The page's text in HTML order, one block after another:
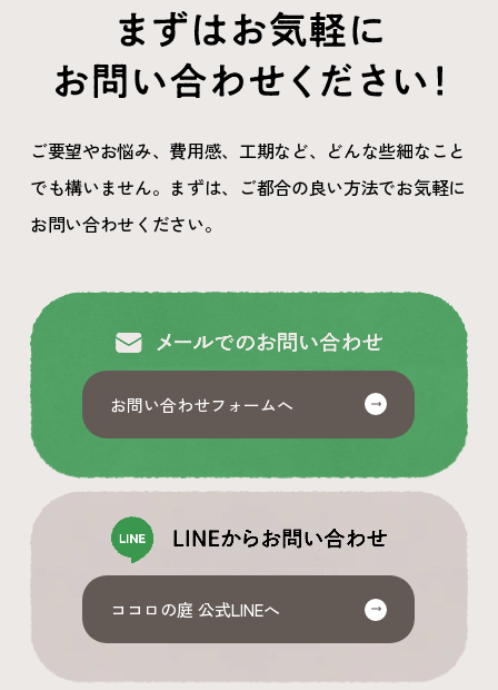
ご要望やお悩み、費用感、工期など、どんな些細なこと
でも構いません。 まずは、ご都合の良い方法でお気軽に
お問い合わせください。
お問い合わせフォームへ
ココロの庭 公式LINEへ